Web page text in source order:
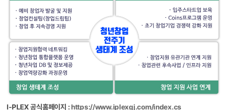
I-PLEX 공식홈페이지 :https://www.iplexgj.com/index.cs